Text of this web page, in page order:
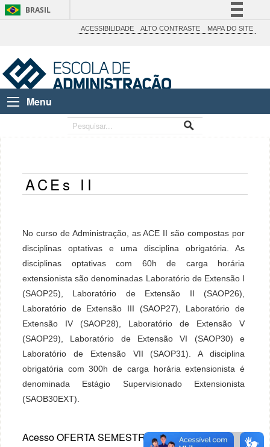
BRASIL
Simplifique!
Acesso à informação
Canais
ACESSIBILIDADE ALTO CONTRASTE MAPA DO SITE
Menu
ACEs II
No curso de Administração, as ACE II são compostas por
disciplinas optativas e uma disciplina obrigatória. As
disciplinas optativas com 60h de carga horária
extensionista são denominadas Laboratório de Extensão I
(SAOP25), Laboratório de Extensão II (SAOP26),
Laboratório de Extensão III (SAOP27), Laboratório de
Extensão IV (SAOP28), Laboratório de Extensão V
(SAOP29), Laboratório de Extensão VI (SAOP30) e
Laboratório de Extensão VII (SAOP31). A disciplina
obrigatória com 300h de carga horária extensionista é
denominada Estágio Supervisionado Extensionista
(SAOB30EXT).
Acesso OFERTA SEMESTRAL